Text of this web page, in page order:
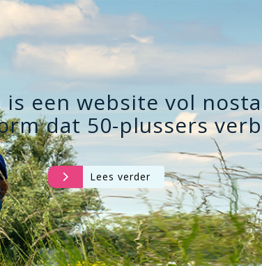
is een website vol
dat 50-plussers
Lees verder